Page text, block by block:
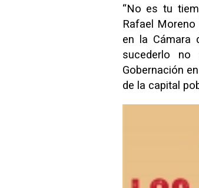
“No es tu
Rafael
en la Cámara
sucederlo
Gobernación
de la capital